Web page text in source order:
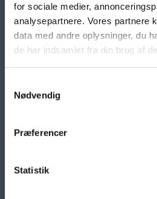
for sociale medier,
analysepartnere. Vores partnere
data med andre oplysninger, du
de har indsamlet fra din brug af
Nødvendig
Præferencer
Statistik
Google Ads & Analytics
Remarketing
Grafisk Arbejde & DTP
Opdateringsservice
Backup
Roll Up Banner